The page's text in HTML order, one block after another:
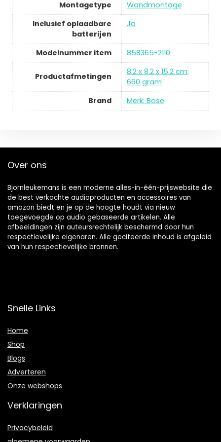
Montagetype
Wandmontage
Inclusief oplaadbare
batterijen
Ja
Modelnummer item 858365-2110
Productafmetingen
8.2 x 8.2 x 15.2 cm;
660 gram
Brand
Merk: Bose
Over ons
Bjornleukemans is een moderne alles-in-één-prijswebsite die
de best verkochte audioproducten en accessoires van
amazon biedt en je op de hoogte houdt via nieuw
toegevoegde op audio gebaseerde artikelen. Alle
afbeeldingen zijn auteursrechtelijk beschermd door hun
respectievelijke eigenaren. Alle geciteerde inhoud is afgeleid
van hun respectievelijke bronnen.
Snelle Links
Home
Shop
Blogs
Adverteren
Onze webshops
Verklaringen
Privacybeleid